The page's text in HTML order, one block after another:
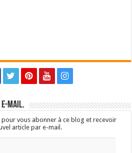
e-mail.
vous abonner à ce blog et recevoir
article par e-mail.